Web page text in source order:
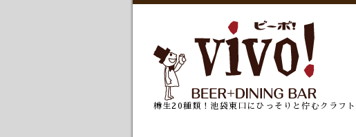
樽生20種類！池袋東口にひっそりと佇むクラフ